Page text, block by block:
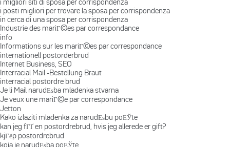
i migliori siti di sposa per corrispondenza
i posti migliori per trovare la sposa per corrispondenza
in cerca di una sposa per corrispondenza
Industrie des mariГ©es par correspondance
info
Informations sur les mariГ©es par correspondance
internationell postorderbrud
Internet Business, SEO
Interracial Mail -Bestellung Braut
interracial postordre brud
Je li Mail narudЕѕba mladenka stvarna
Je veux une mariГ©e par correspondance
Jetton
Kako izlaziti mladenka za narudЕѕbu poЕЎte
kan jeg fГҐ en postordrebrud, hvis jeg allerede er gift?
kjГёp postordrebrud
koja je narudЕѕba poЕЎte